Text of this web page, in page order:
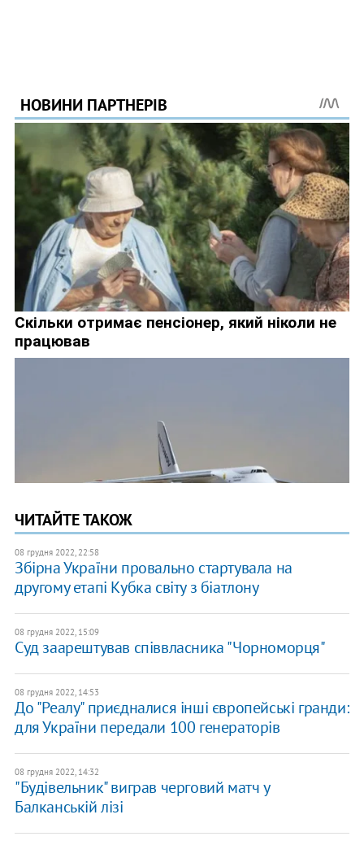
ЧИТАЙТЕ ТАКОЖ
08 грудня 2022, 22:58
Збірна України провально стартувала на
другому етапі Кубка світу з біатлону
08 грудня 2022, 15:09
Суд заарештував співвласника "Чорноморця"
08 грудня 2022, 14:53
До "Реалу" приєдналися інші європейські гранди:
для України передали 100 генераторів
08 грудня 2022, 14:32
"Будівельник" виграв черговий матч у
Балканській лізі